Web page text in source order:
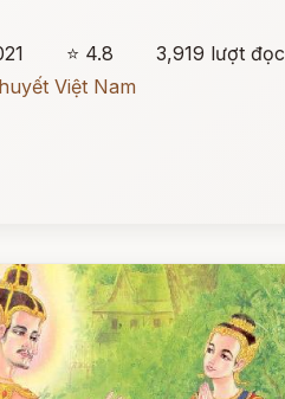
⭐ 4.8
3,919 lượt đọc
Việt Nam